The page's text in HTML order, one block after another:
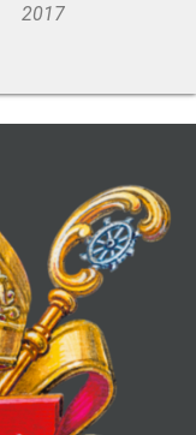
2017